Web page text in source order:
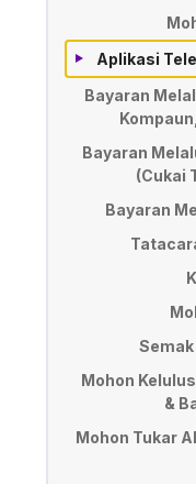
Aplikasi
Bayaran
Bayaran
(Cukai
Bayaran
Semak
Mohon
&
Mohon Tukar